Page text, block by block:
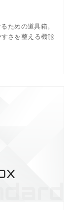
ための道具箱。
さを整える機能